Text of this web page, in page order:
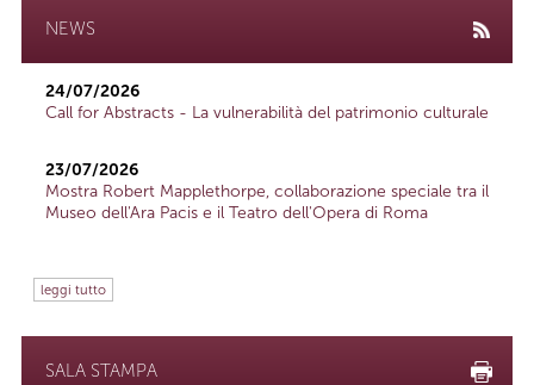
NEWS
24/07/2026
Call for Abstracts - La vulnerabilità del patrimonio culturale
23/07/2026
Mostra Robert Mapplethorpe, collaborazione speciale tra il
Museo dell'Ara Pacis e il Teatro dell'Opera di Roma
leggi tutto
SALA STAMPA